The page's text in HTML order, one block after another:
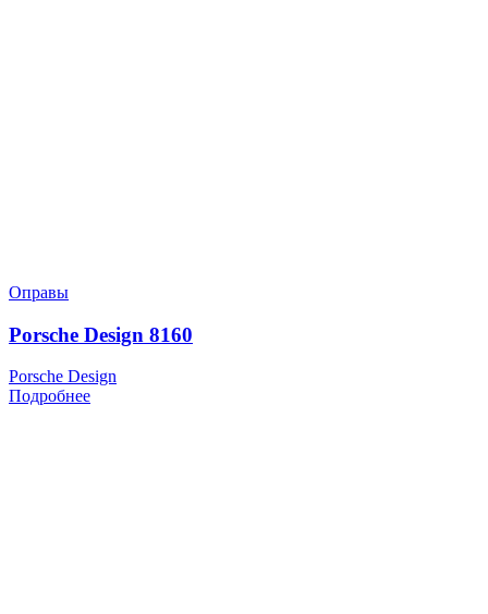
Оправы
Porsche Design 8160
Porsche Design
Подробнее